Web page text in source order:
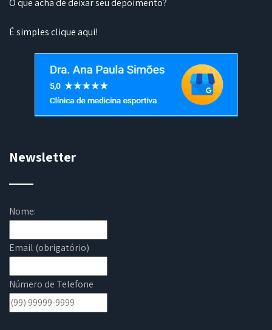
O que acha de deixar seu depoimento?
É simplesclique aqui!
Newsletter
Nome:
Email (obrigatório)
Número de Telefone